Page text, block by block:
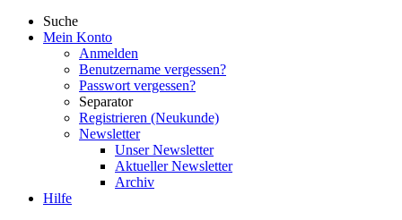
Suche
Mein Konto
Anmelden
Benutzername vergessen?
Passwort vergessen?
Separator
Registrieren (Neukunde)
Newsletter
Unser Newsletter
Aktueller Newsletter
Archiv
Hilfe